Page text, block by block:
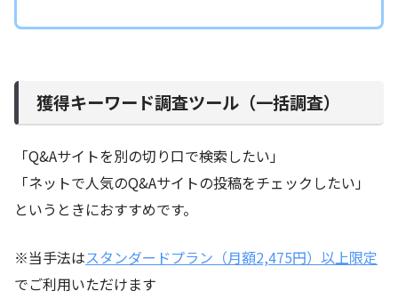
獲得キーワード調査ツール（一括調査）
「Q&Aサイトを別の切り口で検索したい」
「ネットで人気のQ&Aサイトの投稿をチェックしたい」
というときにおすすめです。
※当手法はスタンダードプラン（月額2,475円）以上限定
でご利用いただけます